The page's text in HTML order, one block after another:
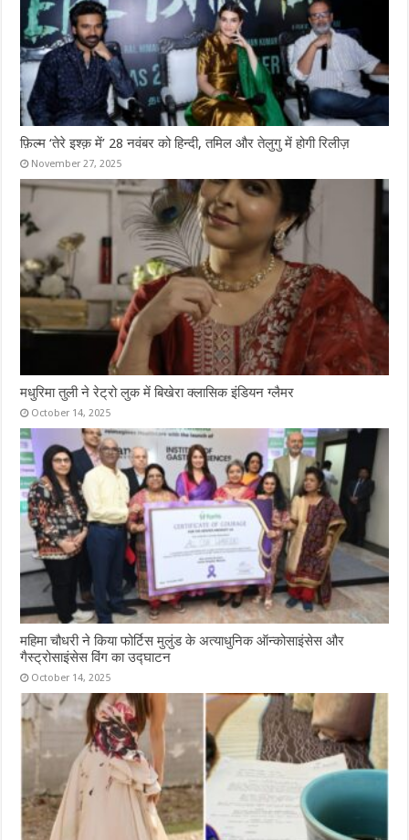
फ़िल्म ‘तेरे इश्क़ में’ 28 नवंबर को हिन्दी, तमिल और तेलुगु में होगी रिलीज़
November 27, 2025
मधुरिमा तुली ने रेट्रो लुक में बिखेरा क्लासिक इंडियन ग्लैमर
October 14, 2025
महिमा चौधरी ने किया फोर्टिस मुलुंड के अत्याधुनिक ऑन्कोसाइंसेस और
गैस्ट्रोसाइंसेस विंग का उद्घाटन
October 14, 2025